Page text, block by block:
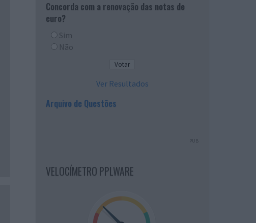
Concorda com a renovação das notas de
euro?
Sim
Não
Ver Resultados
Arquivo de Questões
PUB
VELOCÍMETRO PPLWARE